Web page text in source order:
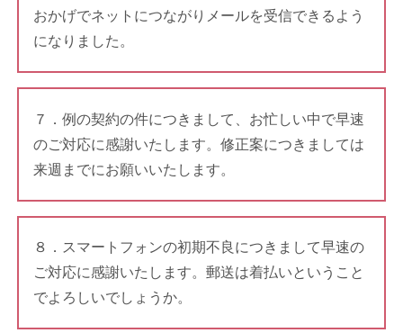
おかげでネットにつながりメールを受信できるよう
になりました。
７．例の契約の件につきまして、お忙しい中で早速
のご対応に感謝いたします。修正案につきましては
来週までにお願いいたします。
８．スマートフォンの初期不良につきまして早速の
ご対応に感謝いたします。郵送は着払いということ
でよろしいでしょうか。